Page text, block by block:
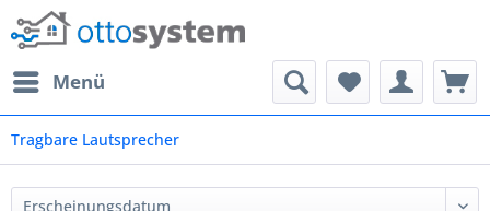
Menü
Tragbare Lautsprecher